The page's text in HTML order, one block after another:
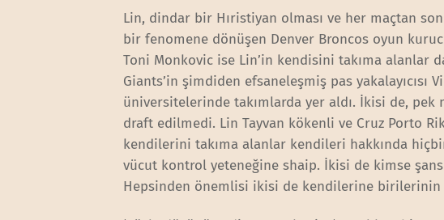
Lin, dindar bir Hıristiyan olması ve her maçtan
bir fenomene dönüşen Denver Broncos oyun
Toni Monkovic ise Lin’in kendisini takıma alanlar
Giants’in şimdiden efsaneleşmiş pas yakalayıcısı
üniversitelerinde takımlarda yer aldı. İkisi de,
draft edilmedi. Lin Tayvan kökenli ve Cruz Porto
kendilerini takıma alanlar kendileri hakkında
vücut kontrol yeteneğine shaip. İkisi de kimse
Hepsinden önemlisi ikisi de kendilerine birilerinin